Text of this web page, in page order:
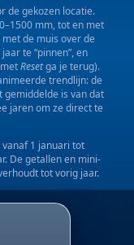
Dit jaar: 420,6
mm · Vorig
jaar:413,0mm
Verschil:+7,6mm
de gekozen locatie.
mm, tot en met
de muis over de
te “pinnen”, en
Resetga je terug).
trendlijn: de
gemiddelde is van dat
jaren om ze direct te
1 januari tot
De getallen en mini-
tot vorig jaar.